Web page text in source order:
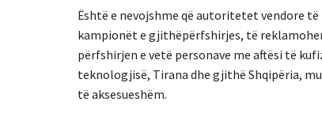
Është e nevojshme që autoritetet vendore
kampionët e gjithëpërfshirjes, të
përfshirjen e vetë personave me aftësi të
teknologjisë, Tirana dhe gjithë Shqipëria,
të aksesueshëm.